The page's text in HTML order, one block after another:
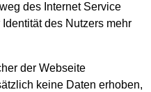
des Internet Service
des Nutzers mehr
der Webseite
keine Daten erhoben,